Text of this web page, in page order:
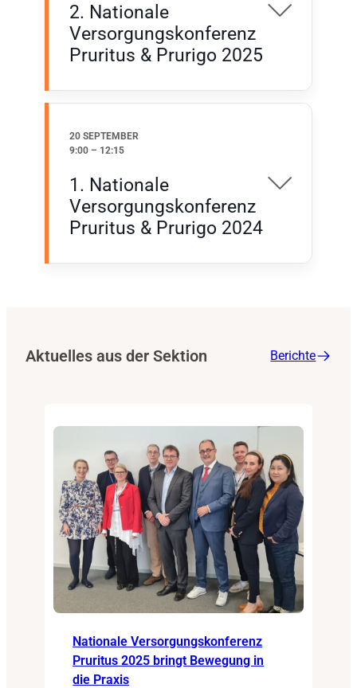
2. Nationale
Versorgungskonferenz
Pruritus & Prurigo 2025
20 SEPTEMBER
9:00 – 12:15
1. Nationale
Versorgungskonferenz
Pruritus & Prurigo 2024
Aktuelles aus der Sektion Berichte
Nationale Versorgungskonferenz
Pruritus 2025 bringt Bewegung in
die Praxis